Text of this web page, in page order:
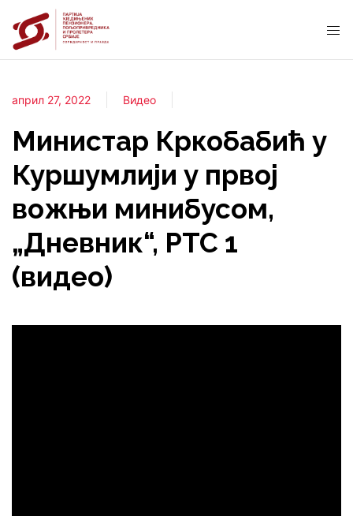
април 27, 2022 Видео
Министар Кркобабић у
Куршумлији у првој
вожњи минибусом,
„Дневник“, РТС 1
(видео)